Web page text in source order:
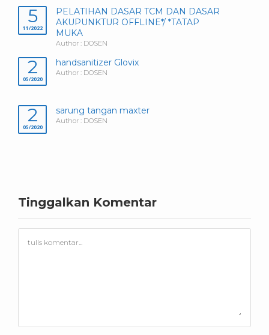
5
11/2022
PELATIHAN DASAR TCM DAN DASAR
AKUPUNKTUR OFFLINE*/ *TATAP
MUKA
Author : DOSEN
2
05/2020
handsanitizer Glovix
Author : DOSEN
2
05/2020
sarung tangan maxter
Author : DOSEN
Tinggalkan Komentar